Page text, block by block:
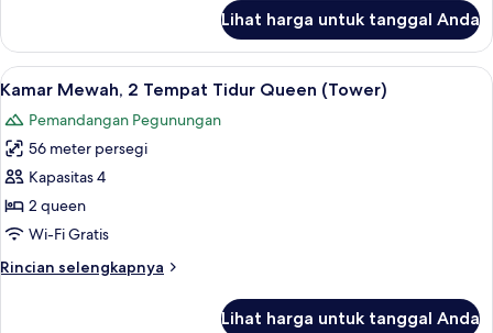
Kamar
Mewah,
1
Tidur
King
Lihat harga untuk tanggal Anda
Lihat
semua
foto
untuk
Kamar
Mewah,
2
Tidur
Seprai premium, minibar, brankas,
6
Kamar Mewah, 2 Tempat Tidur Queen (Tower)
Pemandangan Pegunungan
56 meter persegi
Kapasitas 4
2 queen
Wi-Fi Gratis
Rincian selengkapnya
Rincian
Lihat harga untuk tanggal Anda